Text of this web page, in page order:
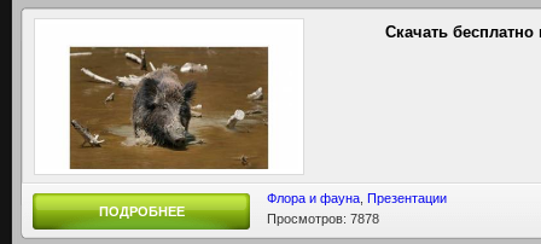
Скачать
ПОДРОБНЕЕ
Флора и фауна Презентации
Просмотров: 7878